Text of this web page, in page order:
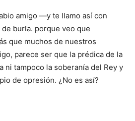
amigo —y te llamo así con
burla. porque veo que
que muchos de nuestros
parece ser que la prédica de la
ni tampoco la soberanía del Rey y
de opresión. ¿No es así?